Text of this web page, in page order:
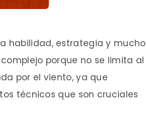
habilidad, estrategia y mucho
porque no se limita al
por el viento, ya que
técnicos que son cruciales